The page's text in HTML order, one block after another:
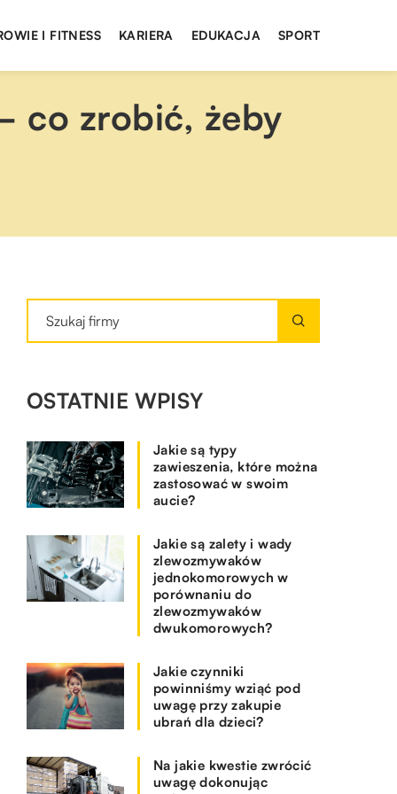
I FITNESS KARIERA EDUKACJA SPORT
co zrobić, żeby
OSTATNIE WPISY
Jakie są typy
zawieszenia, które można
zastosować w swoim
aucie?
Jakie są zalety i wady
zlewozmywaków
jednokomorowych w
porównaniu do
zlewozmywaków
dwukomorowych?
Jakie czynniki
powinniśmy wziąć pod
uwagę przy zakupie
ubrań dla dzieci?
Na jakie kwestie zwrócić
uwagę dokonując